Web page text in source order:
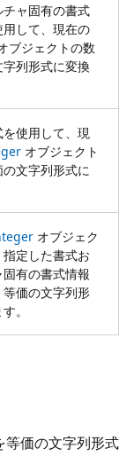
ャ固有の書式
して、現在の
ブジェクトの数
列形式に変換
使用して、現
オブジェクト
文字列形式に
オブジェク
指定した書式お
有の書式情報
価の文字列形
。
等価の文字列形式